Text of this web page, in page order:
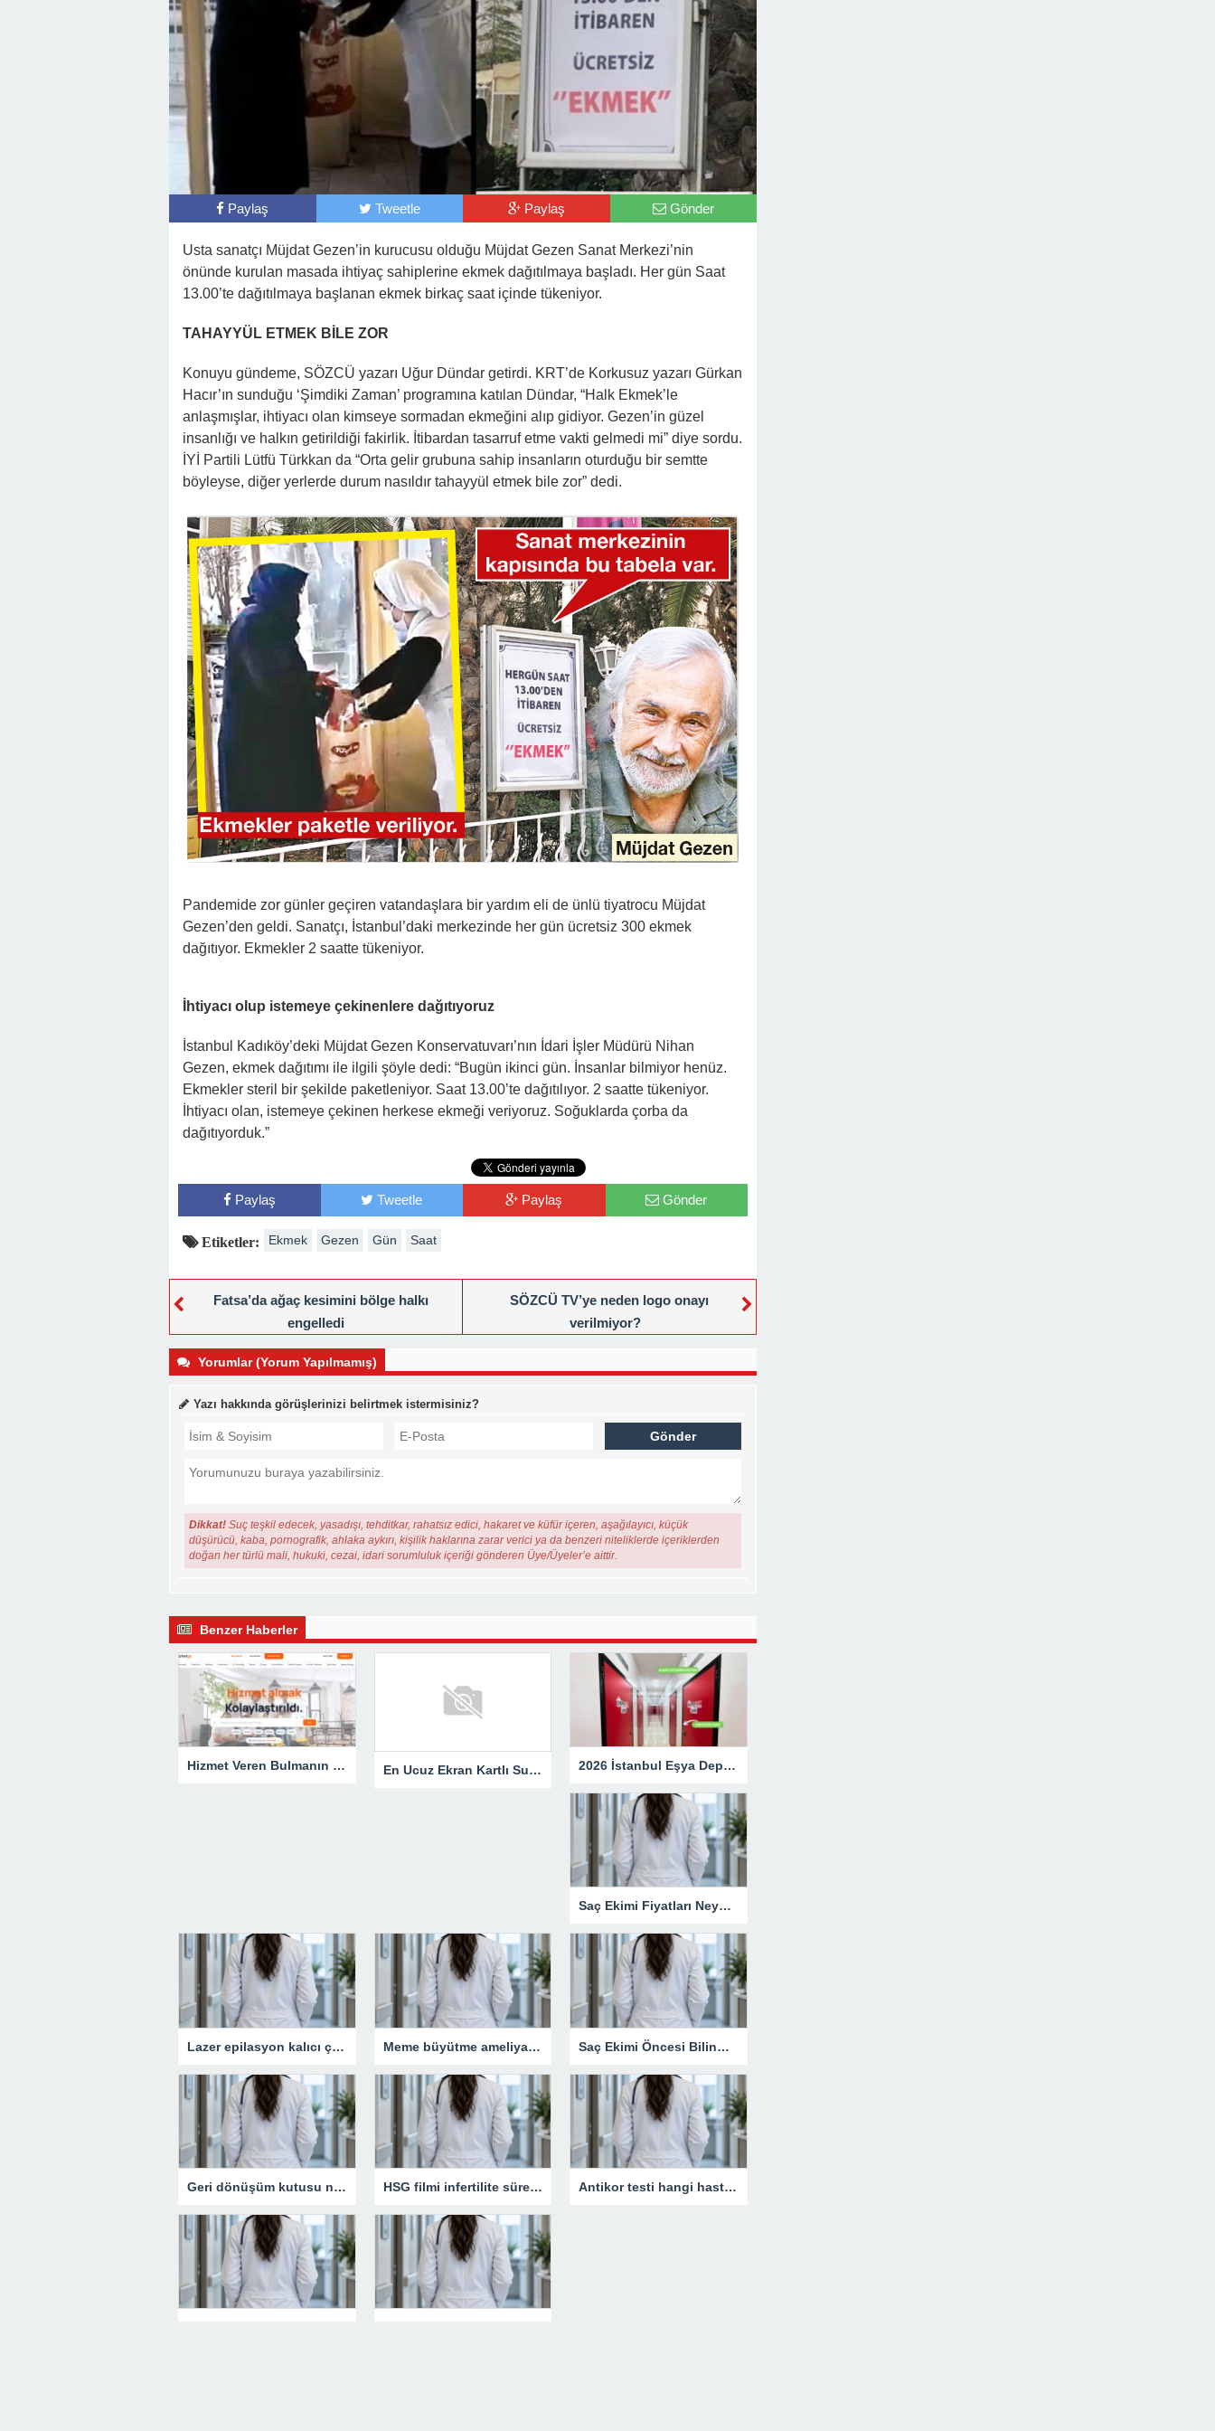
Paylaş Tweetle Paylaş Gönder
Usta sanatçı Müjdat Gezen’in kurucusu olduğu Müjdat Gezen Sanat Merkezi’nin
önünde kurulan masada ihtiyaç sahiplerine ekmek dağıtılmaya başladı. Her gün Saat
13.00’te dağıtılmaya başlanan ekmek birkaç saat içinde tükeniyor.
TAHAYYÜL ETMEK BİLE ZOR
Konuyu gündeme, SÖZCÜ yazarı Uğur Dündar getirdi. KRT’de Korkusuz yazarı Gürkan
Hacır’ın sunduğu ‘Şimdiki Zaman’ programına katılan Dündar, “Halk Ekmek’le
anlaşmışlar, ihtiyacı olan kimseye sormadan ekmeğini alıp gidiyor. Gezen’in güzel
insanlığı ve halkın getirildiği fakirlik. İtibardan tasarruf etme vakti gelmedi mi” diye sordu.
İYİ Partili Lütfü Türkkan da “Orta gelir grubuna sahip insanların oturduğu bir semtte
böyleyse, diğer yerlerde durum nasıldır tahayyül etmek bile zor” dedi.
Pandemide zor günler geçiren vatandaşlara bir yardım eli de ünlü tiyatrocu Müjdat
Gezen’den geldi. Sanatçı, İstanbul’daki merkezinde her gün ücretsiz 300 ekmek
dağıtıyor. Ekmekler 2 saatte tükeniyor.
İhtiyacı olup istemeye çekinenlere dağıtıyoruz
İstanbul Kadıköy’deki Müjdat Gezen Konservatuvarı’nın İdari İşler Müdürü Nihan
Gezen, ekmek dağıtımı ile ilgili şöyle dedi: “Bugün ikinci gün. İnsanlar bilmiyor henüz.
Ekmekler steril bir şekilde paketleniyor. Saat 13.00’te dağıtılıyor. 2 saatte tükeniyor.
İhtiyacı olan, istemeye çekinen herkese ekmeği veriyoruz. Soğuklarda çorba da
dağıtıyorduk.”
Paylaş Tweetle Paylaş Gönder
Etiketler: Ekmek Gezen Gün Saat
Fatsa’da ağaç kesimini bölge halkı
engelledi
SÖZCÜ TV’ye neden logo onayı
verilmiyor?
Yorumlar (Yorum Yapılmamış)
Yazı hakkında görüşlerinizi belirtmek istermisiniz?
Dikkat! Suç teşkil edecek, yasadışı, tehditkar, rahatsız edici, hakaret ve küfür içeren, aşağılayıcı, küçük
düşürücü, kaba, pornografik, ahlaka aykırı, kişilik haklarına zarar verici ya da benzeri niteliklerde içeriklerden
doğan her türlü mali, hukuki, cezai, idari sorumluluk içeriği gönderen Üye/Üyeler’e aittir.
Benzer Haberler
Hizmet Veren Bulmanın Kolay Yolu: Tesisatçı ve Elektrikçi Ararken Nelere Dikkat Edilmeli? En Ucuz Ekran Kartlı Sunucu Avantajları 2026 İstanbul Eşya Depolama Fiyatları: Güncel Ücret Rehberi
Saç Ekimi Fiyatları Neye Göre Değişir?
Lazer epilasyon kalıcı çözüm sunar mı? Meme büyütme ameliyatı kimler için uygun bir işlemdir? Saç Ekimi Öncesi Bilinmesi Gerekenler
Geri dönüşüm kutusu neden günlük yaşamın vazgeçilmezidir? HSG filmi infertilite sürecinde neden kritik bir rol oynar? Antikor testi hangi hastalıkların takibinde kullanılır?